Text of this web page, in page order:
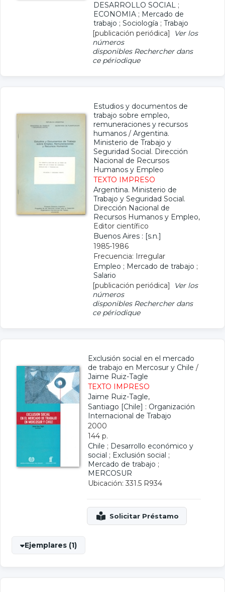
DESARROLLO SOCIAL ;
ECONOMIA ; Mercado de
trabajo ; Sociología ; Trabajo
[publicación periódica]
Ver los
números
disponibles Rechercher dans
ce périodique
Estudios y documentos de
trabajo sobre empleo,
remuneraciones y recursos
humanos / Argentina.
Ministerio de Trabajo y
Seguridad Social. Dirección
Nacional de Recursos
Humanos y Empleo
TEXTO IMPRESO
Argentina. Ministerio de
Trabajo y Seguridad Social.
Dirección Nacional de
Recursos Humanos y Empleo,
Editor científico
Buenos Aires : [s.n.]
1985-1986
Frecuencia: Irregular
Empleo ; Mercado de trabajo ;
Salario
[publicación periódica]
Ver los
números
disponibles Rechercher dans
ce périodique
Exclusión social en el mercado
de trabajo en Mercosur y Chile /
Jaime Ruiz-Tagle
TEXTO IMPRESO
Jaime Ruiz-Tagle,
Santiago [Chile] : Organización
Internacional de Trabajo
2000
144 p.
Chile ; Desarrollo económico y
social ; Exclusión social ;
Mercado de trabajo ;
MERCOSUR
Ubicación: 331.5 R934
Ejemplares (1)